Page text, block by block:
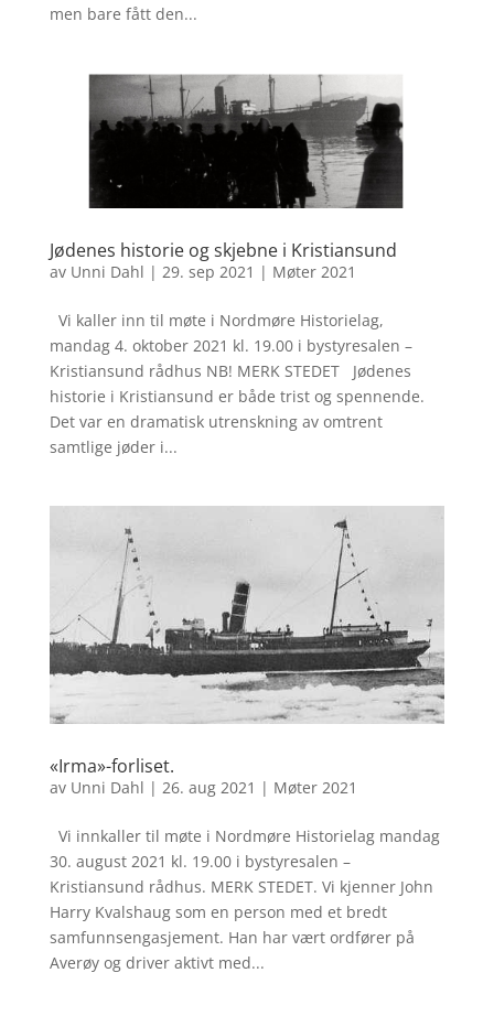
men bare fått den...
Jødenes historie og skjebne i Kristiansund
av Unni Dahl | 29. sep 2021 | Møter 2021
Vi kaller inn til møte i Nordmøre Historielag,
mandag 4. oktober 2021 kl. 19.00 i bystyresalen –
Kristiansund rådhus NB! MERK STEDET Jødenes
historie i Kristiansund er både trist og spennende.
Det var en dramatisk utrenskning av omtrent
samtlige jøder i...
«Irma»-forliset.
av Unni Dahl | 26. aug 2021 | Møter 2021
Vi innkaller til møte i Nordmøre Historielag mandag
30. august 2021 kl. 19.00 i bystyresalen –
Kristiansund rådhus. MERK STEDET. Vi kjenner John
Harry Kvalshaug som en person med et bredt
samfunnsengasjement. Han har vært ordfører på
Averøy og driver aktivt med...